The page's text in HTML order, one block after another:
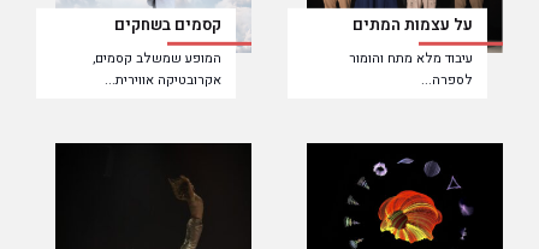
על עצמות המתים
עיבוד מלא מתח והומור
לספרה...
קסמים בשחקים
המופע שמשלב קסמים,
אקרובטיקה אווירית...